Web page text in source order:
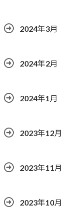
2024年3月
2024年2月
2024年1月
2023年12月
2023年11月
2023年10月